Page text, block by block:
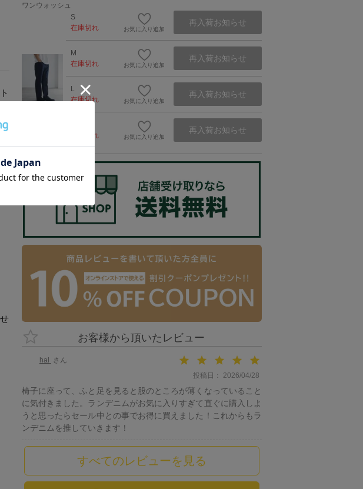
ワンウォッシュ
S
在庫切れ
お気に入り追加
再入荷お知らせ
M
在庫切れ
お気に入り追加
再入荷お知らせ
L
在庫切れ
お気に入り追加
再入荷お知らせ
在庫切れ
お気に入り追加
再入荷お知らせ
hal
投稿日
2026/04/28
椅子に座って、ふと足を見ると股のところが薄くなっていること
に気付きました。ランデニムがお気に入りすぎて直ぐに購入しよ
うと思ったらセール中との事でお得に買えました！これからもラ
ンデニムを推していきます！
すべてのレビューを見る